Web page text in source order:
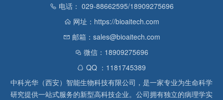
电话： 029-88662595/18909275696
网址：https://bioaitech.com
邮箱：sales@bioaitech.com
微信：18909275696
QQ ：1181745389
中科光华（西安）智能生物科技有限公司，是一家专业为生命科学
研究提供一站式服务的新型高科技企业。公司拥有独立的病理学实